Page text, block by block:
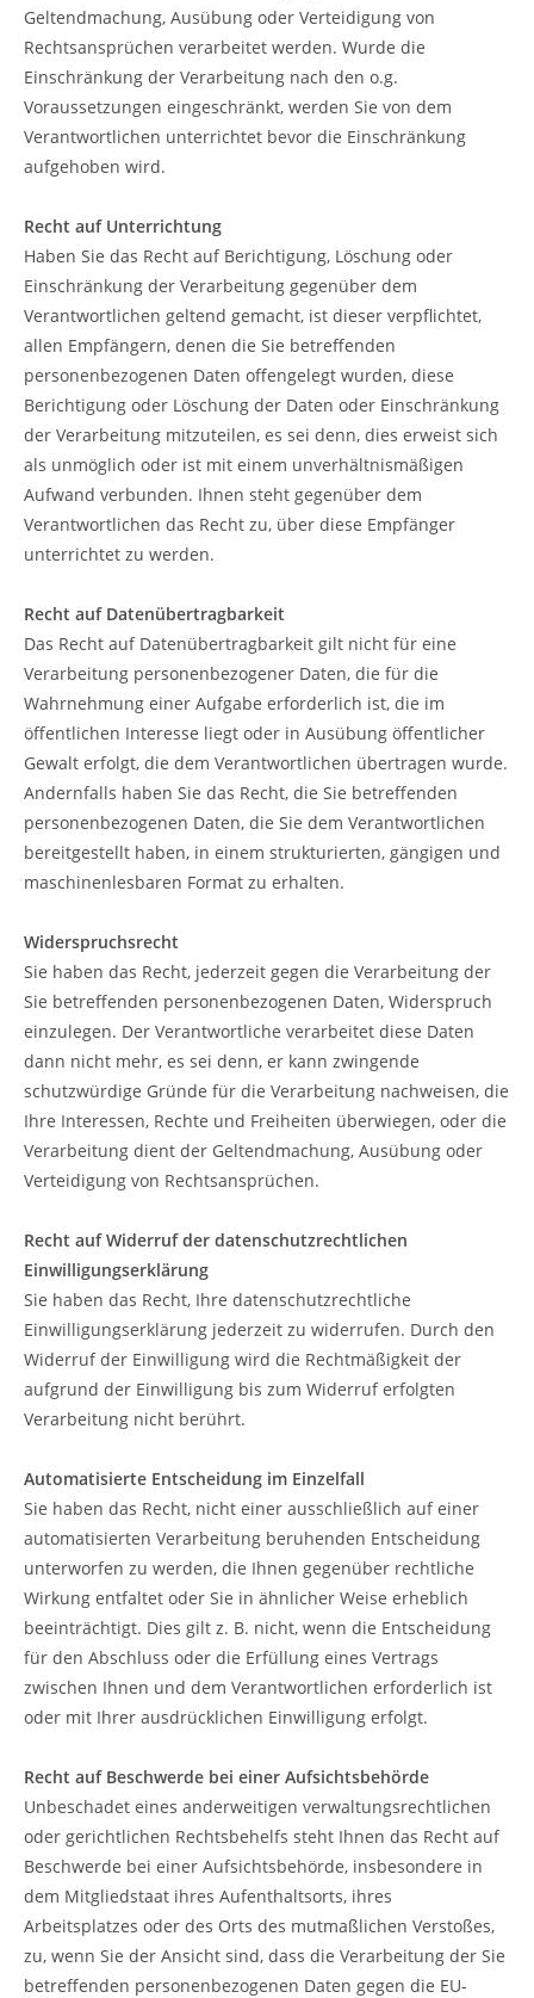
Geltendmachung, Ausübung oder Verteidigung von
Rechtsansprüchen verarbeitet werden. Wurde die
Einschränkung der Verarbeitung nach den o.g.
Voraussetzungen eingeschränkt, werden Sie von dem
Verantwortlichen unterrichtet bevor die Einschränkung
aufgehoben wird.
Recht auf Unterrichtung
Haben Sie das Recht auf Berichtigung, Löschung oder
Einschränkung der Verarbeitung gegenüber dem
Verantwortlichen geltend gemacht, ist dieser verpflichtet,
allen Empfängern, denen die Sie betreffenden
personenbezogenen Daten offengelegt wurden, diese
Berichtigung oder Löschung der Daten oder Einschränkung
der Verarbeitung mitzuteilen, es sei denn, dies erweist sich
als unmöglich oder ist mit einem unverhältnismäßigen
Aufwand verbunden. Ihnen steht gegenüber dem
Verantwortlichen das Recht zu, über diese Empfänger
unterrichtet zu werden.
Recht auf Datenübertragbarkeit
Das Recht auf Datenübertragbarkeit gilt nicht für eine
Verarbeitung personenbezogener Daten, die für die
Wahrnehmung einer Aufgabe erforderlich ist, die im
öffentlichen Interesse liegt oder in Ausübung öffentlicher
Gewalt erfolgt, die dem Verantwortlichen übertragen wurde.
Andernfalls haben Sie das Recht, die Sie betreffenden
personenbezogenen Daten, die Sie dem Verantwortlichen
bereitgestellt haben, in einem strukturierten, gängigen und
maschinenlesbaren Format zu erhalten.
Widerspruchsrecht
Sie haben das Recht, jederzeit gegen die Verarbeitung der
Sie betreffenden personenbezogenen Daten, Widerspruch
einzulegen. Der Verantwortliche verarbeitet diese Daten
dann nicht mehr, es sei denn, er kann zwingende
schutzwürdige Gründe für die Verarbeitung nachweisen, die
Ihre Interessen, Rechte und Freiheiten überwiegen, oder die
Verarbeitung dient der Geltendmachung, Ausübung oder
Verteidigung von Rechtsansprüchen.
Recht auf Widerruf der datenschutzrechtlichen
Einwilligungserklärung
Sie haben das Recht, Ihre datenschutzrechtliche
Einwilligungserklärung jederzeit zu widerrufen. Durch den
Widerruf der Einwilligung wird die Rechtmäßigkeit der
aufgrund der Einwilligung bis zum Widerruf erfolgten
Verarbeitung nicht berührt.
Automatisierte Entscheidung im Einzelfall
Sie haben das Recht, nicht einer ausschließlich auf einer
automatisierten Verarbeitung beruhenden Entscheidung
unterworfen zu werden, die Ihnen gegenüber rechtliche
Wirkung entfaltet oder Sie in ähnlicher Weise erheblich
beeinträchtigt. Dies gilt z. B. nicht, wenn die Entscheidung
für den Abschluss oder die Erfüllung eines Vertrags
zwischen Ihnen und dem Verantwortlichen erforderlich ist
oder mit Ihrer ausdrücklichen Einwilligung erfolgt.
Recht auf Beschwerde bei einer Aufsichtsbehörde
Unbeschadet eines anderweitigen verwaltungsrechtlichen
oder gerichtlichen Rechtsbehelfs steht Ihnen das Recht auf
Beschwerde bei einer Aufsichtsbehörde, insbesondere in
dem Mitgliedstaat ihres Aufenthaltsorts, ihres
Arbeitsplatzes oder des Orts des mutmaßlichen Verstoßes,
zu, wenn Sie der Ansicht sind, dass die Verarbeitung der Sie
betreffenden personenbezogenen Daten gegen die EU-